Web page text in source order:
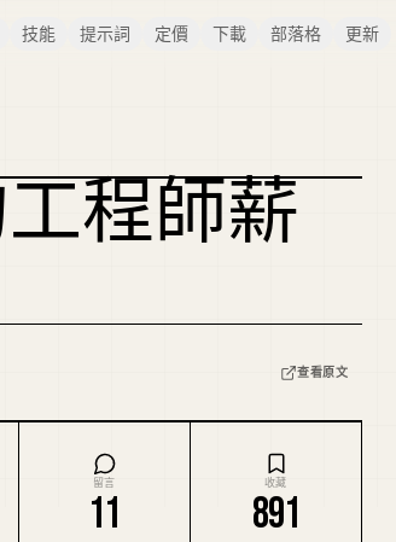
技能 提示詞 定價 下載 部落格 更新
複刻封面
程師薪
查看原文
留言
11
收藏
891